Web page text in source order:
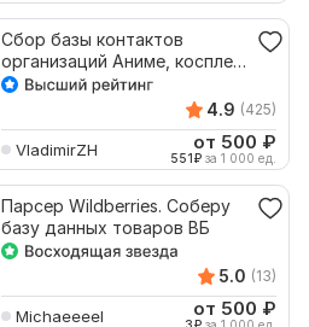
Сбор базы контактов
организаций Аниме, косплей
товары
4.9 (425)
VladimirZH от 500 ₽
551₽ за 1 000 ед.
Парсер Wildberries. Соберу
базу данных товаров ВБ
5.0 (13)
Michaeeeel от 500 ₽
3₽ за 1 000 ед.